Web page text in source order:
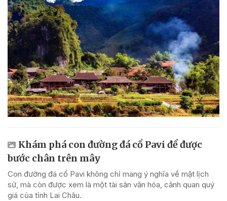
Khám phá con đường đá cổ Pavi để được
bước chân trên mây
Con đường đá cổ Pavi không chỉ mang ý nghĩa về mặt lịch
sử, mà còn được xem là một tài sản văn hóa, cảnh quan quý
giá của tỉnh Lai Châu.